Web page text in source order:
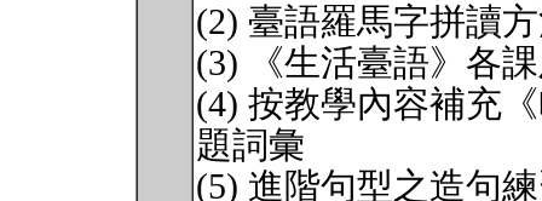
(2) 臺語羅馬字拼讀
(3) 《生活臺語》各
(4) 按教學內容補充
題詞彙
(5) 進階句型之造句